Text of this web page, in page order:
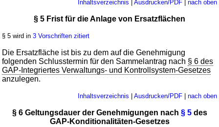
Inhaltsverzeichnis Ausdrucken/PDF| nach oben
§ 5 Frist für die Anlage von Ersatzflächen
§ 5 wird in3 Vorschriften zitiert
Die Ersatzfläche ist bis zu dem auf die Genehmigung
folgenden Schlusstermin für den Sammelantrag nach § 6 des
GAP-Integriertes Verwaltungs- und Kontrollsystem-Gesetzes
anzulegen.
Inhaltsverzeichnis Ausdrucken/PDF| nach oben
§ 6 Geltungsdauer der Genehmigungen nach § 5des
GAP-Konditionalitäten-Gesetzes